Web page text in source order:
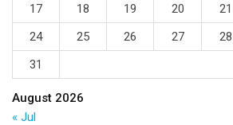
August 2026
17
18 19 20 21
24
25 26 27 28
31
« Jul